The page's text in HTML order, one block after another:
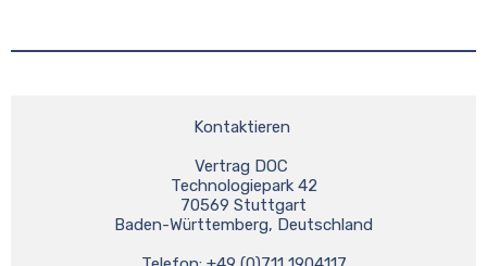
Kontaktieren
Vertrag DOC
Technologiepark 42
70569 Stuttgart
Baden-Württemberg, Deutschland